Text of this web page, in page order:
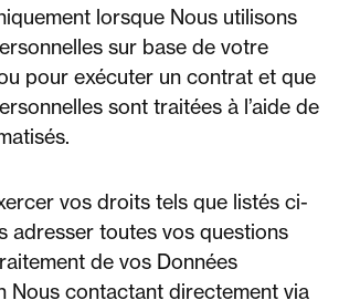
lorsque Nous utilisons
sur base de votre
pour exécuter un contrat et que
sont traitées à l’aide de
vos droits tels que listés ci-
adresser toutes vos questions
de vos Données
Nous contactant directement via